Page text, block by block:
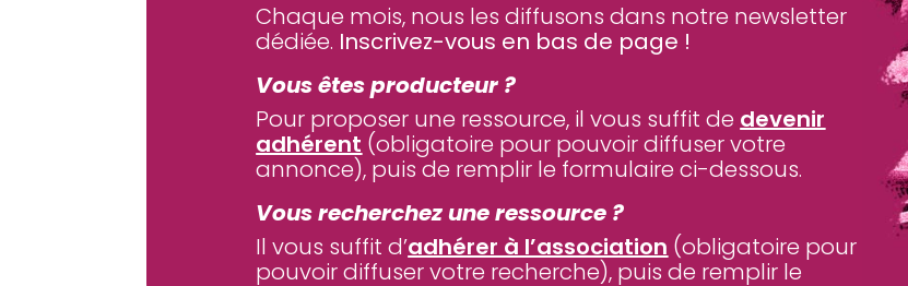
Chaque mois, nous les diffusons dans notre newsletter
dédiée. Inscrivez-vous en bas de page !
Vous êtes producteur ?
Pour proposer une ressource, il vous suffit de devenir
adhérent (obligatoire pour pouvoir diffuser votre
annonce), puis de remplir le formulaire ci-dessous.
Vous recherchez une ressource ?
Il vous suffit d’adhérer à l’association (obligatoire pour
pouvoir diffuser votre recherche), puis de remplir le